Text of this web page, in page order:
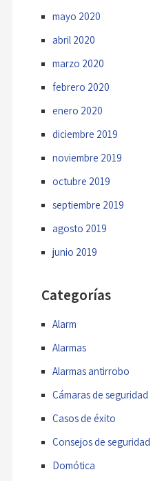
mayo 2020
abril 2020
marzo 2020
febrero 2020
enero 2020
diciembre 2019
noviembre 2019
octubre 2019
septiembre 2019
agosto 2019
junio 2019
Categorías
Alarm
Alarmas
Alarmas antirrobo
Cámaras de seguridad
Casos de éxito
Consejos de seguridad
Domótica